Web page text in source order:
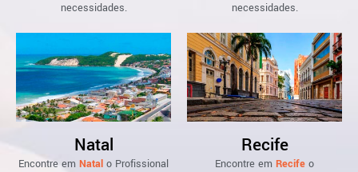
necessidades.
necessidades.
Natal
Encontre em Natal o Profissional
Recife
Encontre em Recife o